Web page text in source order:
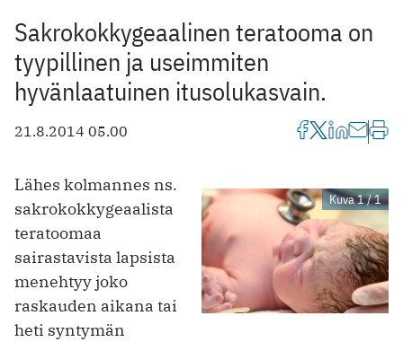
Sakrokokkygeaalinen teratooma on
tyypillinen ja useimmiten
hyvänlaatuinen itusolukasvain.
21.8.2014 05.00
Kuva 1 / 1
Lähes kolmannes ns.
sakrokokkygeaalista
teratoomaa
sairastavista lapsista
menehtyy joko
raskauden aikana tai
heti syntymän